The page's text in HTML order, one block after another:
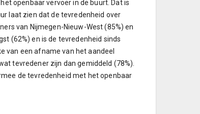
openbaar vervoer in de buurt. Dat is
laat zien dat de tevredenheid over
van Nijmegen-Nieuw-West (85%) en
(62%) en is de tevredenheid sinds
van een afname van het aandeel
tevredener zijn dan gemiddeld (78%).
de tevredenheid met het openbaar